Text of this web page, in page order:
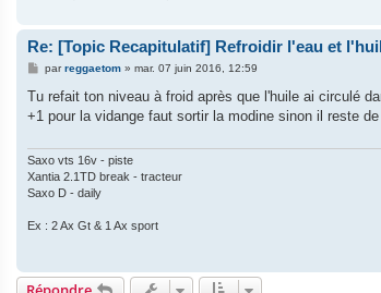
Re: [Topic Recapitulatif] Refroidir l'eau et
M
s
a
parreggaetom» mar. 07 juin 2016, 12:59
Tu refait ton niveau à froid après que l'huile ai circulé
+1 pour la vidange faut sortir la modine sinon il reste de
Saxo vts 16v - piste
Xantia 2.1TD break - tracteur
Saxo D - daily
Ex : 2 Ax Gt & 1 Ax sport